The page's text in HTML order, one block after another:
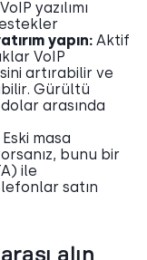
yazılımı
yapın: Aktif
VoIP
artırabilir ve
Gürültü
arasında
Eski masa
bunu bir
ile
satın
alın